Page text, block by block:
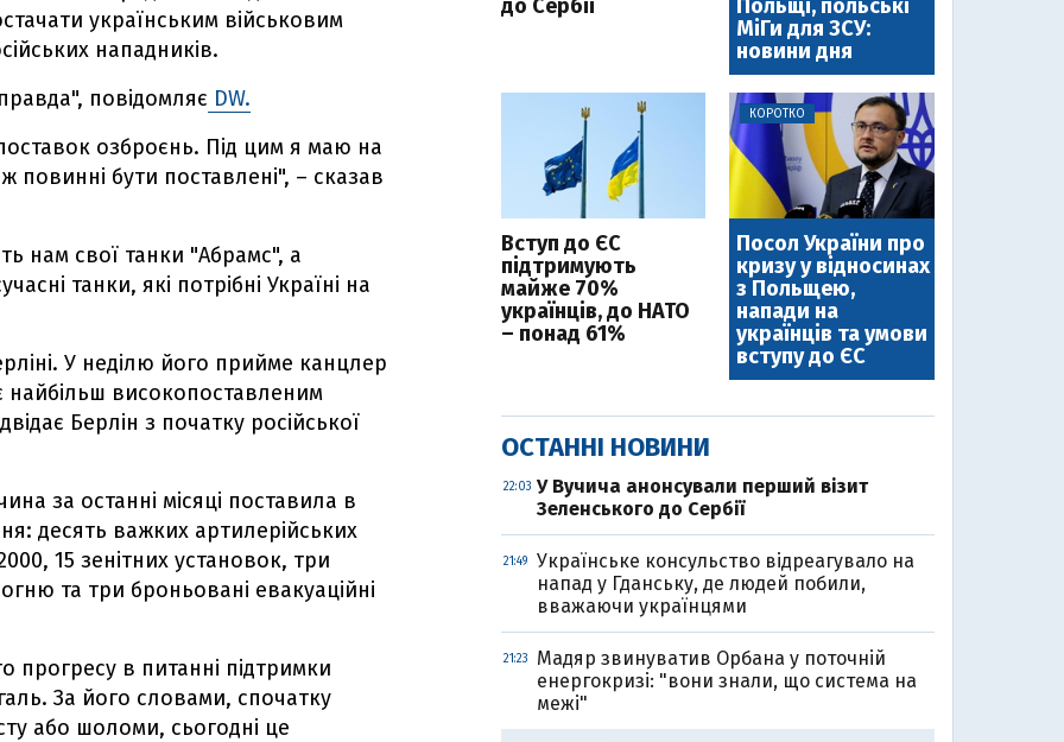
українським військовим
нападників.
повідомляє DW.
озброєнь. Під цим я маю на
повинні бути поставлені", – сказав
нам свої танки "Абрамс", а
танки, які потрібні Україні на
У неділю його прийме канцлер
високопоставленим
Берлін з початку російської
за останні місяці поставила в
десять важких артилерійських
15 зенітних установок, три
та три броньовані евакуаційні
прогресу в питанні підтримки
За його словами, спочатку
або шоломи, сьогодні це
до Сербії
Польщі, польські
МіГи для ЗСУ:
новини дня
Вступ до ЄС
підтримують
майже 70%
українців, до НАТО
– понад 61%
КОРОТКО
Посол України про
кризу у відносинах
з Польщею,
напади на
українців та умови
вступу до ЄС
ОСТАННІ НОВИНИ
22:03 У Вучича анонсували перший візит
Зеленського до Сербії
21:49
Українське консульство відреагувало на
напад у Гданську, де людей побили,
вважаючи українцями
21:23
Мадяр звинуватив Орбана у поточній
енергокризі: "вони знали, що система на
межі"